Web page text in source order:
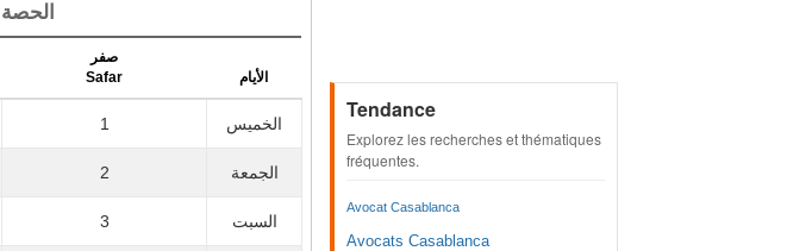
الأيام
صفر
Safar
الخميس 1
الجمعة 2
السبت 3
Tendance
Explorez les recherches et thématiques
fréquentes.
Avocat Casablanca
Avocats Casablanca